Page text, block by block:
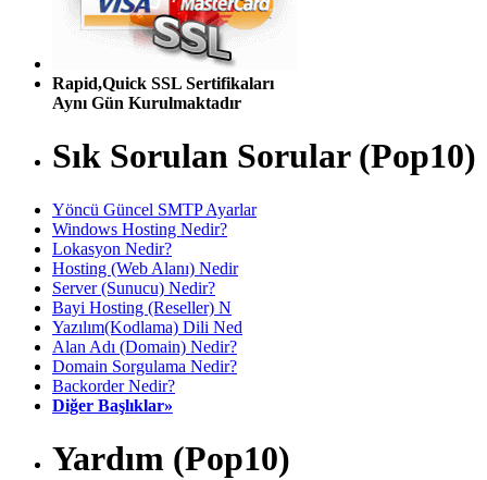
Rapid,Quick SSL Sertifikaları
Aynı Gün Kurulmaktadır
Sık Sorulan Sorular (Pop10)
Yöncü Güncel SMTP Ayarlar
Windows Hosting Nedir?
Lokasyon Nedir?
Hosting (Web Alanı) Nedir
Server (Sunucu) Nedir?
Bayi Hosting (Reseller) N
Yazılım(Kodlama) Dili Ned
Alan Adı (Domain) Nedir?
Domain Sorgulama Nedir?
Backorder Nedir?
Diğer Başlıklar»
Yardım (Pop10)